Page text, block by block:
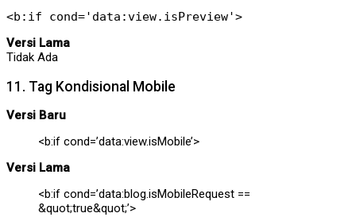
<b:if cond='data:view.isPreview'>
Versi Lama
Tidak Ada
11. Tag Kondisional Mobile
Versi Baru
<b:if cond=’data:view.isMobile’>
Versi Lama
<b:if cond=’data:blog.isMobileRequest ==
&quot;true&quot;’>